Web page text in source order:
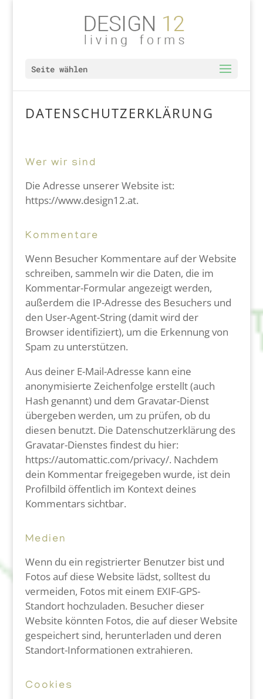
Seite wählen
DATENSCHUTZERKLÄRUNG
Wer wir sind
Die Adresse unserer Website ist:
https://www.design12.at.
Kommentare
Wenn Besucher Kommentare auf der Website
schreiben, sammeln wir die Daten, die im
Kommentar-Formular angezeigt werden,
außerdem die IP-Adresse des Besuchers und
den User-Agent-String (damit wird der
Browser identifiziert), um die Erkennung von
Spam zu unterstützen.
Aus deiner E-Mail-Adresse kann eine
anonymisierte Zeichenfolge erstellt (auch
Hash genannt) und dem Gravatar-Dienst
übergeben werden, um zu prüfen, ob du
diesen benutzt. Die Datenschutzerklärung des
Gravatar-Dienstes findest du hier:
https://automattic.com/privacy/. Nachdem
dein Kommentar freigegeben wurde, ist dein
Profilbild öffentlich im Kontext deines
Kommentars sichtbar.
Medien
Wenn du ein registrierter Benutzer bist und
Fotos auf diese Website lädst, solltest du
vermeiden, Fotos mit einem EXIF-GPS-
Standort hochzuladen. Besucher dieser
Website könnten Fotos, die auf dieser Website
gespeichert sind, herunterladen und deren
Standort-Informationen extrahieren.
Cookies